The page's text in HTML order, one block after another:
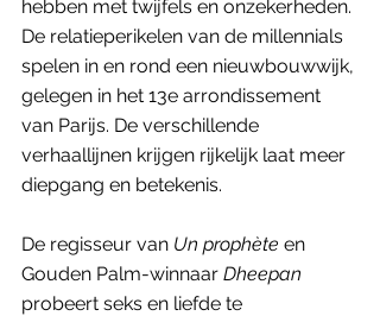
hebben met twijfels en onzekerheden.
De relatieperikelen van de millennials
spelen in en rond een nieuwbouwwijk,
gelegen in het 13e arrondissement
van Parijs. De verschillende
verhaallijnen krijgen rijkelijk laat meer
diepgang en betekenis.
De regisseur van Un prophète en
Gouden Palm-winnaar Dheepan
probeert seks en liefde te